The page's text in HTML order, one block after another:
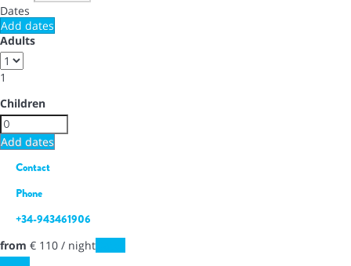
Dates
Add dates
Adults
1
Children
Add dates
Contact
Phone
+34-943461906
from € 110 / night